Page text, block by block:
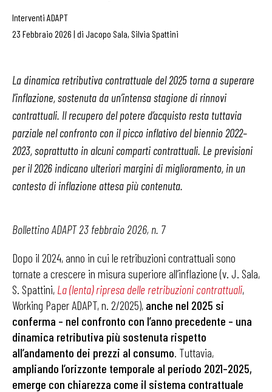
Interventi ADAPT
23 Febbraio 2026 | di Jacopo Sala, Silvia Spattini
La dinamica retributiva contrattuale del 2025 torna a superare
l’inflazione, sostenuta da un’intensa stagione di rinnovi
contrattuali. Il recupero del potere d’acquisto resta tuttavia
parziale nel confronto con il picco inflativo del biennio 2022–
2023, soprattutto in alcuni comparti contrattuali. Le previsioni
per il 2026 indicano ulteriori margini di miglioramento, in un
contesto di inflazione attesa più contenuta.
Bollettino ADAPT 23 febbraio 2026, n. 7
Dopo il 2024, anno in cui le retribuzioni contrattuali sono
tornate a crescere in misura superiore all’inflazione (v. J. Sala,
S. Spattini, La (lenta) ripresa delle retribuzioni contrattuali,
Working Paper ADAPT, n. 2/2025), anche nel 2025 si
conferma – nel confronto con l’anno precedente – una
dinamica retributiva più sostenuta rispetto
all’andamento dei prezzi al consumo. Tuttavia,
ampliando l’orizzonte temporale al periodo 2021–2025,
emerge con chiarezza come il sistema contrattuale